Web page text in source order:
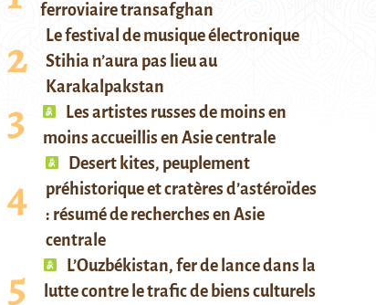
ferroviaire transafghan
Le festival de musique électronique
Stihia n’aura pas lieu au
Karakalpakstan
Les artistes russes de moins en
moins accueillis en Asie centrale
Desert kites, peuplement
préhistorique et cratères d’astéroïdes
: résumé de recherches en Asie
centrale
L’Ouzbékistan, fer de lance dans la
lutte contre le trafic de biens culturels